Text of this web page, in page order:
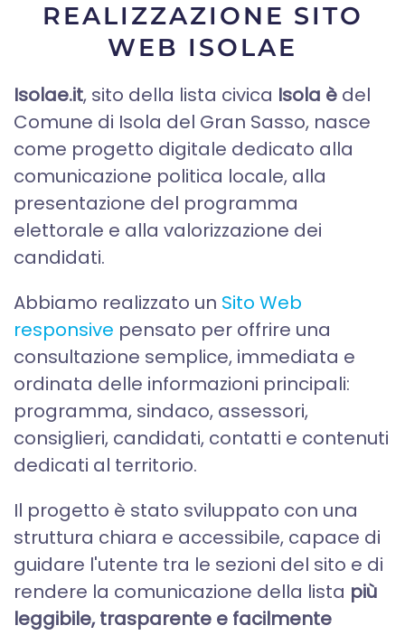
REALIZZAZIONE SITO
WEB ISOLAE
Isolae.it, sito della lista civica Isola è del
Comune di Isola del Gran Sasso, nasce
come progetto digitale dedicato alla
comunicazione politica locale, alla
presentazione del programma
elettorale e alla valorizzazione dei
candidati.
Abbiamo realizzato un Sito Web
responsive pensato per offrire una
consultazione semplice, immediata e
ordinata delle informazioni principali:
programma, sindaco, assessori,
consiglieri, candidati, contatti e contenuti
dedicati al territorio.
Il progetto è stato sviluppato con una
struttura chiara e accessibile, capace di
guidare l'utente tra le sezioni del sito e di
rendere la comunicazione della lista più
leggibile, trasparente e facilmente